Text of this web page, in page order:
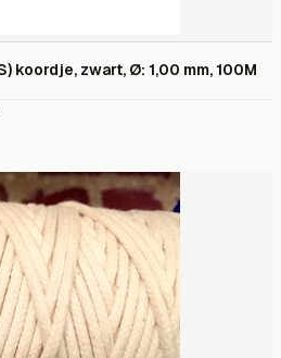
koordje, zwart, Ø: 1,00 mm, 100M